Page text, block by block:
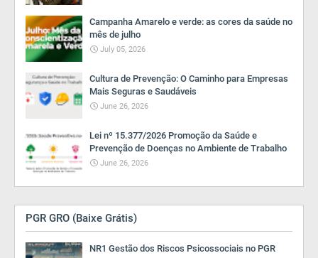
Campanha Amarelo e verde: as cores da saúde no
mês de julho
July 05, 2026
Cultura de Prevenção: O Caminho para Empresas
Mais Seguras e Saudáveis
June 26, 2026
Lei nº 15.377/2026 Promoção da Saúde e
Prevenção de Doenças no Ambiente de Trabalho
June 26, 2026
PGR GRO (Baixe Grátis)
NR1 Gestão dos Riscos Psicossociais no PGR